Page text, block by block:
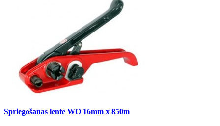
Spriegošanas lente WO 16mm x 850m